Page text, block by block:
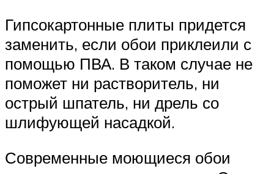
Гипсокартонные плиты придется
заменить, если обои приклеили с
помощью ПВА. В таком случае не
поможет ни растворитель, ни
острый шпатель, ни дрель со
шлифующей насадкой.
Современные моющиеся обои